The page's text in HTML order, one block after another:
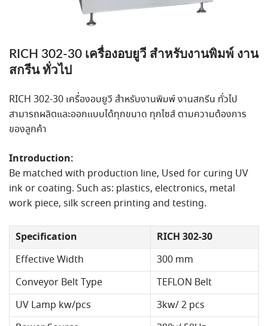
RICH 302-30 เครื่องอบยูวี สำหรับงานพิมพ์ งาน
สกรีน ทั่วไป
RICH 302-30 เครื่องอบยูวี สำหรับงานพิมพ์ งานสกรีน ทั่วไป
สามารถผลิตและออกแบบได้ทุกขนาด ทุกไซส์ ตามความต้องการ
ของลูกค้า
Introduction:
Be matched with production line, Used for curing UV
ink or coating. Such as: plastics, electronics, metal
work piece, silk screen printing and testing.
Specification RICH 302-30
Effective Width
300 mm
Conveyor Belt Type
TEFLON Belt
UV Lamp kw/pcs
3kw/ 2 pcs